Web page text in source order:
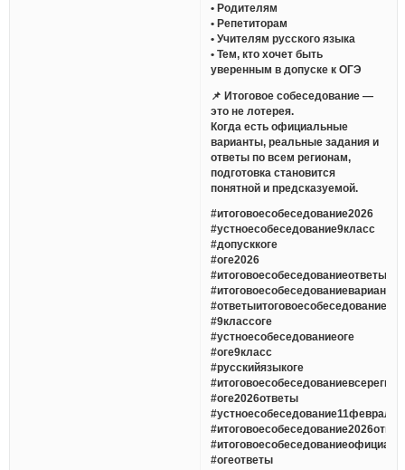
• Родителям
• Репетиторам
• Учителям русского языка
• Тем, кто хочет быть
уверенным в допуске к ОГЭ
📌 Итоговое собеседование —
это не лотерея.
Когда есть официальные
варианты, реальные задания и
ответы по всем регионам,
подготовка становится
понятной и предсказуемой.
#итоговоесобеседование2026
#устноесобеседование9класс
#допусккоге
#оге2026
#итоговоесобеседованиеответы
#итоговоесобеседованиеварианты
#ответыитоговоесобеседование
#9классоге
#устноесобеседованиеоге
#оге9класс
#русскийязыкоге
#оге2026ответы
#устноесобеседование11февраля
#огеответы